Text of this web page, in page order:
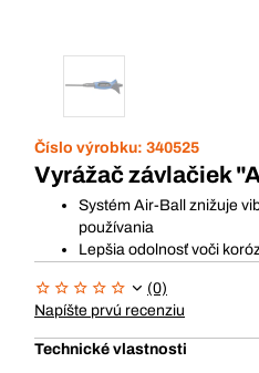
Číslo výrobku: 340525
Vyrážač závlačiek
Systém Air-Ball znižuje
používania
Lepšia odolnosť voči
(0)
Napíšte prvú recenziu
Technické vlastnosti